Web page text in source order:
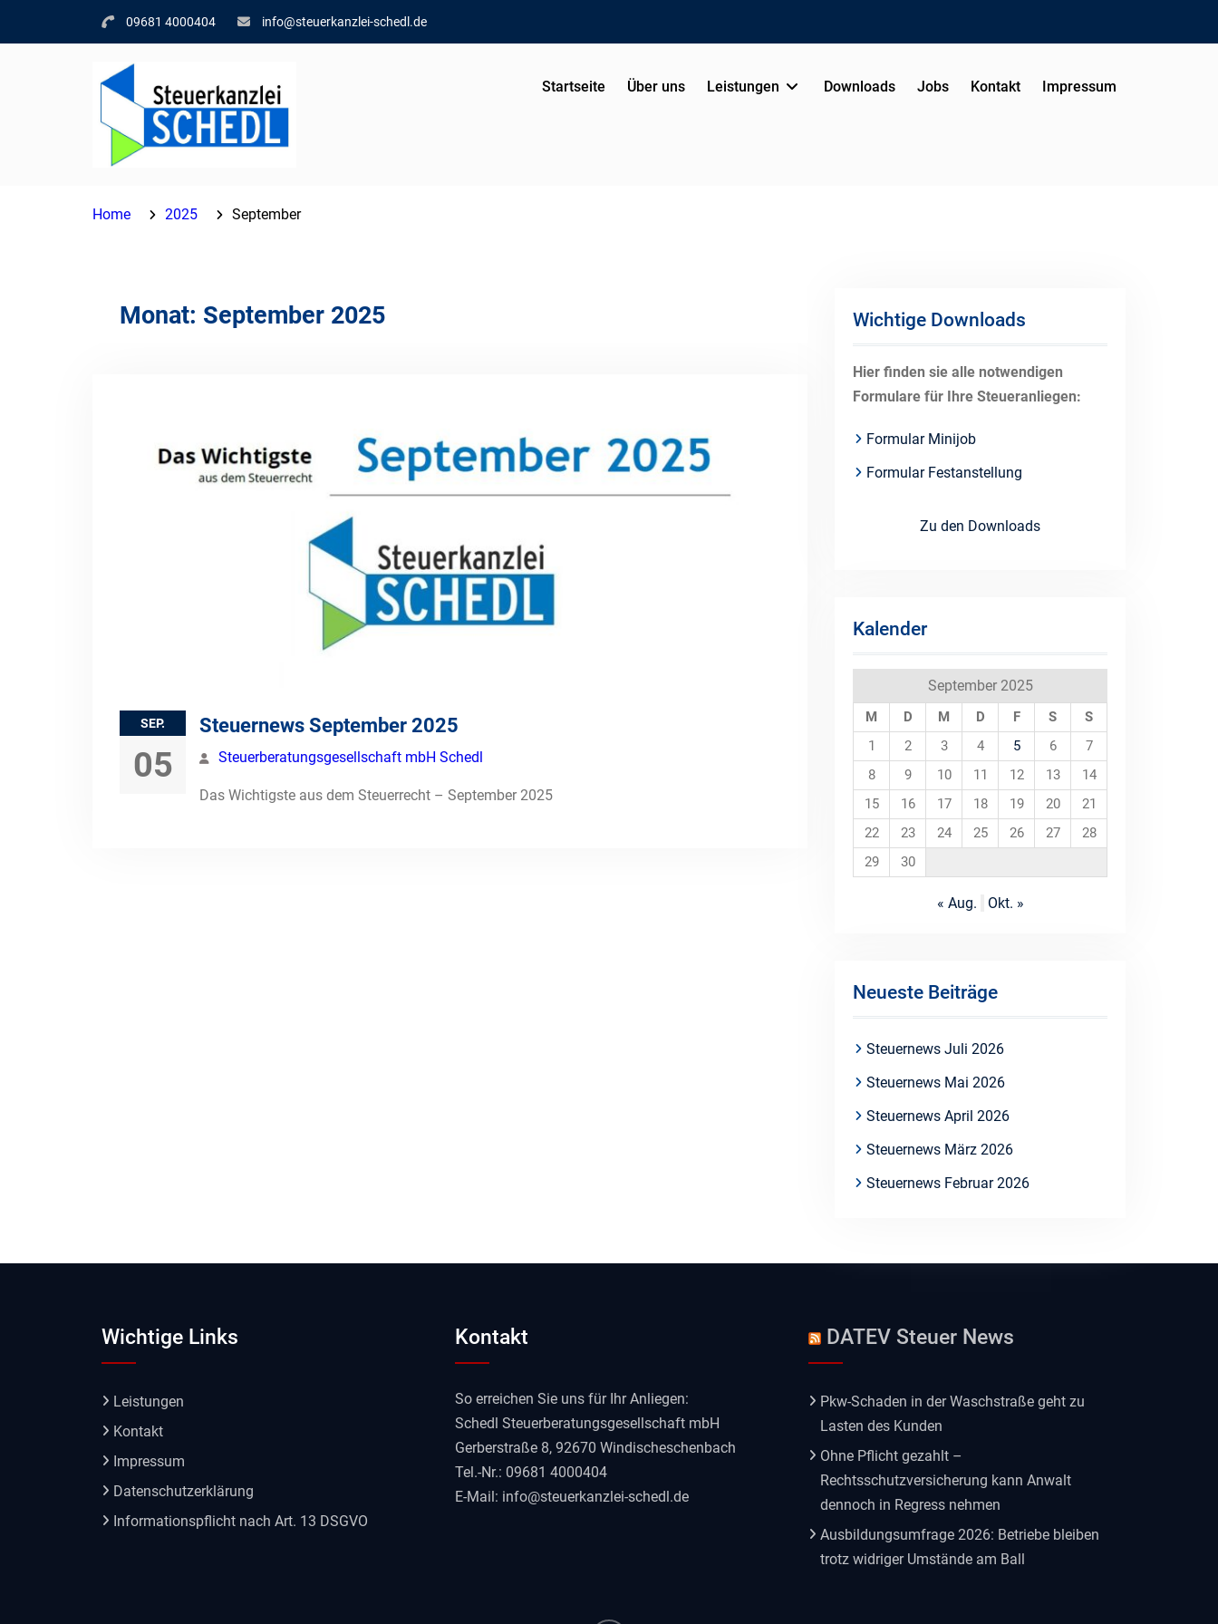
09681 4000404 info@steuerkanzlei-schedl.de
Startseite Über uns Leistungen Downloads Jobs Kontakt Impressum
Home 2025 September
Monat: September 2025
SEP.
05
Steuernews September 2025
Steuerberatungsgesellschaft mbH Schedl
Das Wichtigste aus dem Steuerrecht – September 2025
Wichtige Downloads
Hier finden sie alle notwendigen
Formulare für Ihre Steueranliegen:
Formular Minijob
Formular Festanstellung
Zu den Downloads
Kalender
September 2025
M D M D F S
S
1
2 3 4 5 6
7
8
9 10 11 12 13
14
15
16 17 18 19 20
21
22
23 24 25 26 27
28
29
30
« Aug. Okt. »
Neueste Beiträge
Steuernews Juli 2026
Steuernews Mai 2026
Steuernews April 2026
Steuernews März 2026
Steuernews Februar 2026
Wichtige Links
Leistungen
Kontakt
Impressum
Datenschutzerklärung
Informationspflicht nach Art. 13 DSGVO
Kontakt
So erreichen Sie uns für Ihr Anliegen:
Schedl Steuerberatungsgesellschaft mbH
Gerberstraße 8, 92670 Windischeschenbach
Tel.-Nr.: 09681 4000404
E-Mail: info@steuerkanzlei-schedl.de
DATEV Steuer News
Pkw-Schaden in der Waschstraße geht zu
Lasten des Kunden
Ohne Pflicht gezahlt –
Rechtsschutzversicherung kann Anwalt
dennoch in Regress nehmen
Ausbildungsumfrage 2026: Betriebe bleiben
trotz widriger Umstände am Ball